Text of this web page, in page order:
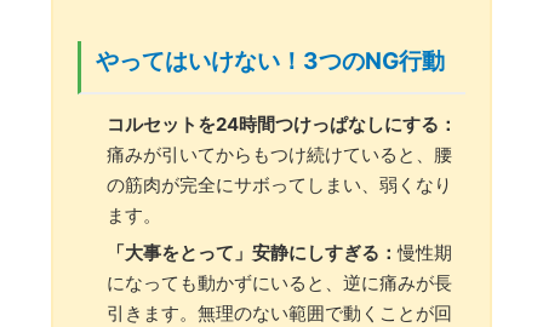
やってはいけない！3つのNG行動
コルセットを24時間つけっぱなしにする：
痛みが引いてからもつけ続けていると、腰
の筋肉が完全にサボってしまい、弱くなり
ます。
「大事をとって」安静にしすぎる：慢性期
になっても動かずにいると、逆に痛みが長
引きます。無理のない範囲で動くことが回